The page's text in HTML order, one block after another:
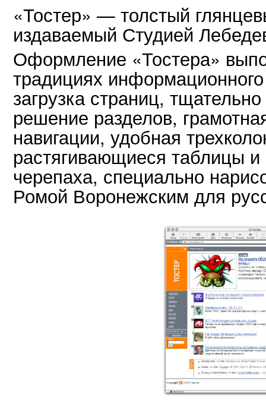
«Тостер» — толстый
издаваемый Студией
Оформление «Тостера»
традициях
загрузка страниц,
решение разделов,
навигации, удобная
растягивающиеся таблицы и
черепаха, специально
Ромой Воронежским для